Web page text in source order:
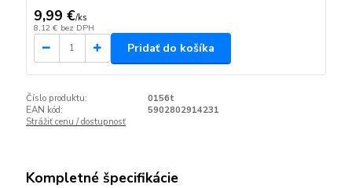
9,99 €/ks
8,12 € bez DPH
Pridať do košíka
Číslo produktu:
0156t
EAN kód:
5902802914231
Strážiť cenu / dostupnosť
Kompletné špecifikácie